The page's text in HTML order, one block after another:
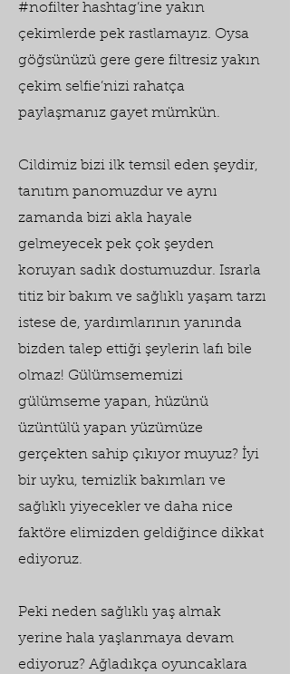
#nofilter hashtag’ine yakın
çekimlerde pek rastlamayız. Oysa
göğsünüzü gere gere filtresiz yakın
çekim selfie’nizi rahatça
paylaşmanız gayet mümkün.
Cildimiz bizi ilk temsil eden şeydir,
tanıtım panomuzdur ve aynı
zamanda bizi akla hayale
gelmeyecek pek çok şeyden
koruyan sadık dostumuzdur. Israrla
titiz bir bakım ve sağlıklı yaşam tarzı
istese de, yardımlarının yanında
bizden talep ettiği şeylerin lafı bile
olmaz! Gülümsememizi
gülümseme yapan, hüzünü
üzüntülü yapan yüzümüze
gerçekten sahip çıkıyor muyuz? İyi
bir uyku, temizlik bakımları ve
sağlıklı yiyecekler ve daha nice
faktöre elimizden geldiğince dikkat
ediyoruz.
Peki neden sağlıklı yaş almak
yerine hala yaşlanmaya devam
ediyoruz? Ağladıkça oyuncaklara